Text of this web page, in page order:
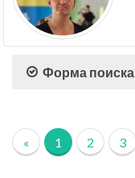
Форма поиска
« 1 2 3